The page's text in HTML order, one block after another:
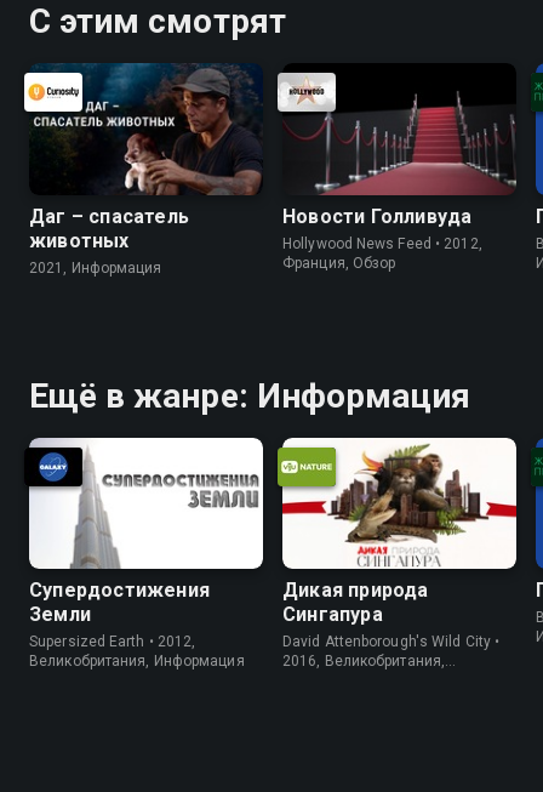
С этим смотрят
Даг – спасатель
животных
2021, Информация
Новости Голливуда
Hollywood News Feed • 2012,
Франция, Обзор
Ещё в жанре: Информация
Супердостижения
Земли
Supersized Earth • 2012,
Великобритания, Информация
Дикая природа
Сингапура
David Attenborough's Wild City •
2016, Великобритания,